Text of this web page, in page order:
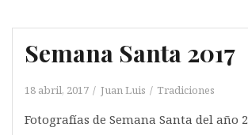
Semana Santa 2017
18 abril, 2017 Juan Luis Tradiciones
Fotografías de Semana Santa del año